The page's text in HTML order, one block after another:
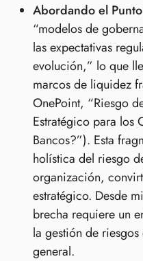
Abordando el
“modelos de
las expectativas
evolución,” lo que
marcos de liquidez
OnePoint, “Riesgo
Estratégico para los
Bancos?”). Esta
holística del riesgo
organización,
estratégico. Desde
brecha requiere un
la gestión de
general.